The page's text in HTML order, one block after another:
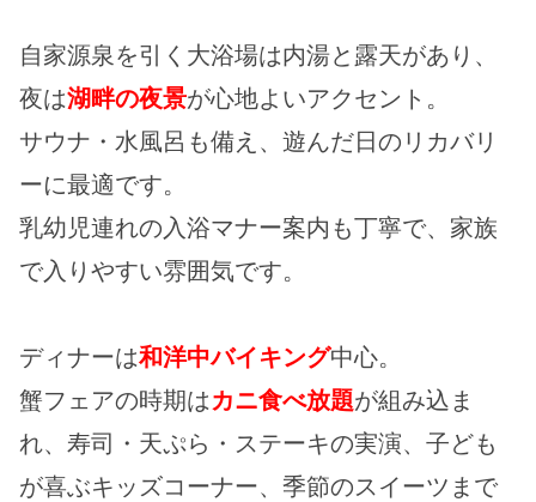
自家源泉を引く大浴場は内湯と露天があり、
夜は湖畔の夜景が心地よいアクセント。
サウナ・水風呂も備え、遊んだ日のリカバリ
ーに最適です。
乳幼児連れの入浴マナー案内も丁寧で、家族
で入りやすい雰囲気です。
ディナーは和洋中バイキング中心。
蟹フェアの時期はカニ食べ放題が組み込ま
れ、寿司・天ぷら・ステーキの実演、子ども
が喜ぶキッズコーナー、季節のスイーツまで